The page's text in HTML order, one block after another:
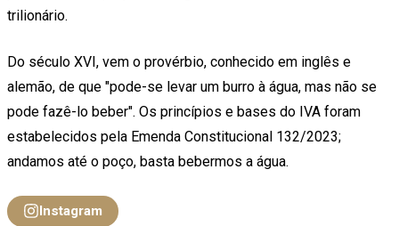
trilionário.
Do século XVI, vem o provérbio, conhecido em inglês e
alemão, de que "pode-se levar um burro à água, mas não se
pode fazê-lo beber". Os princípios e bases do IVA foram
estabelecidos pela Emenda Constitucional 132/2023;
andamos até o poço, basta bebermos a água.
Instagram